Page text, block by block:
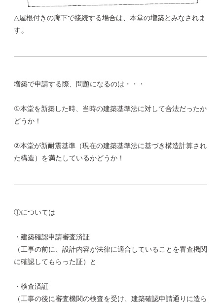
△屋根付きの廊下で接続する場合は、本堂の増築とみなされま
す。
増築で申請する際、問題になるのは・・・
①本堂を新築した時、当時の建築基準法に対して合法だったか
どうか！
②本堂が新耐震基準（現在の建築基準法に基づき構造計算され
た構造）を満たしているかどうか！
①については
・建築確認申請審査済証
（工事の前に、設計内容が法律に適合していることを審査機関
に確認してもらった証）と
・検査済証
（工事の後に審査機関の検査を受け、建築確認申請通りに造ら